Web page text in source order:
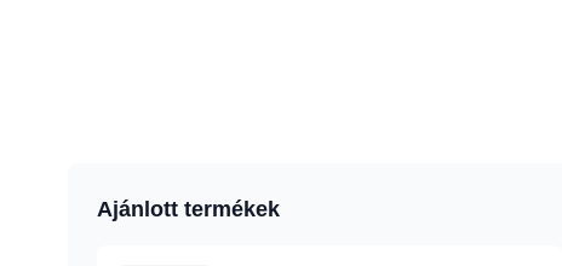
Ajánlott termékek